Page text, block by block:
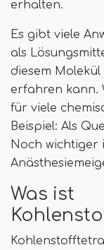
erhalten.
Es gibt viele
als
diesem
erfahren kann.
für viele
Beispiel: Als
Noch wichtiger
Was ist